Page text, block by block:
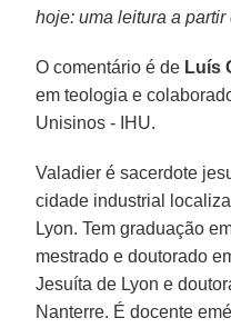
hoje: uma leitura a
O comentário é de Luís
em teologia e
Unisinos - IHU.
Valadier é sacerdote
cidade industrial
Lyon. Tem graduação
mestrado e doutorado
Jesuíta de Lyon e
Nanterre. É docente